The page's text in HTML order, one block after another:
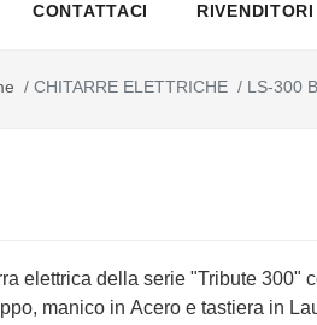
CONTATTACI RIVENDITORI
/ CHITARRE ELETTRICHE / LS-300
elettrica della serie "Tribute 300"
manico in Acero e tastiera in